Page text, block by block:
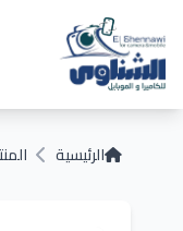
الرئيسية